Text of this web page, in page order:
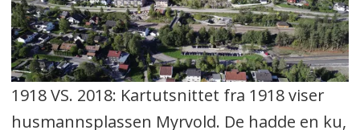
1918 VS. 2018: Kartutsnittet fra 1918 viser
husmannsplassen Myrvold. De hadde en ku,